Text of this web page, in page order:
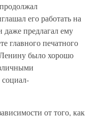
его работать на
даже предлагал ему
главного печатного
было хорошо
от того, как